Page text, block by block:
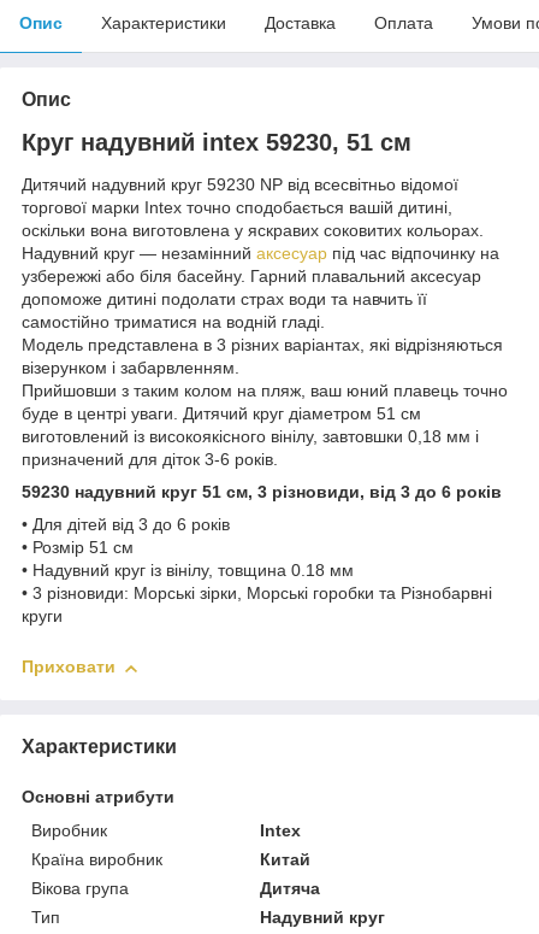
Опис Характеристики Доставка Оплата Умови
Опис
Круг надувний intex 59230, 51 см
Дитячий надувний круг 59230 NP від всесвітньо відомої
торгової марки Intex точно сподобається вашій дитині,
оскільки вона виготовлена у яскравих соковитих кольорах.
Надувний круг — незамінний аксесуар під час відпочинку на
узбережжі або біля басейну. Гарний плавальний аксесуар
допоможе дитині подолати страх води та навчить її
самостійно триматися на водній гладі.
Модель представлена в 3 різних варіантах, які відрізняються
візерунком і забарвленням.
Прийшовши з таким колом на пляж, ваш юний плавець точно
буде в центрі уваги. Дитячий круг діаметром 51 см
виготовлений із високоякісного вінілу, завтовшки 0,18 мм і
призначений для діток 3-6 років.
59230 надувний круг 51 см, 3 різновиди, від 3 до 6 років
• Для дітей від 3 до 6 років
• Розмір 51 см
• Надувний круг із вінілу, товщина 0.18 мм
• 3 різновиди: Морські зірки, Морські горобки та Різнобарвні
круги
Приховати
Характеристики
Основні атрибути
Виробник
Intex
Країна виробник
Китай
Вікова група
Дитяча
Тип
Надувний круг